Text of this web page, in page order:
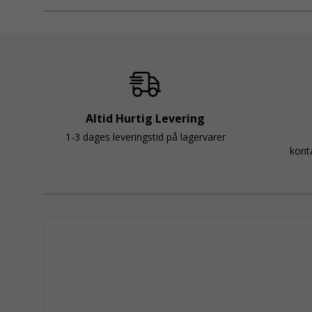
produkter och e
Altid Hurtig Levering
1-3 dages leveringstid på lagervarer